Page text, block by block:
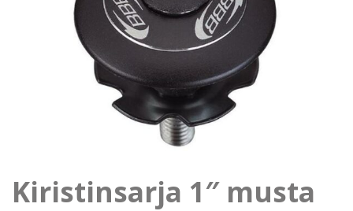
Kiristinsarja 1″ musta